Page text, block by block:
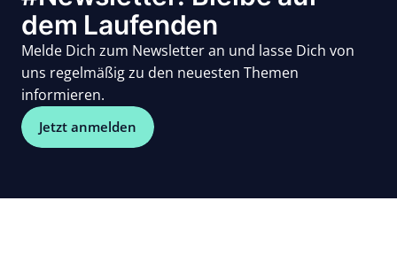
dem Laufenden
Melde Dich zum Newsletter an und lasse Dich von
uns regelmäßig zu den neuesten Themen
informieren.
Jetzt anmelden